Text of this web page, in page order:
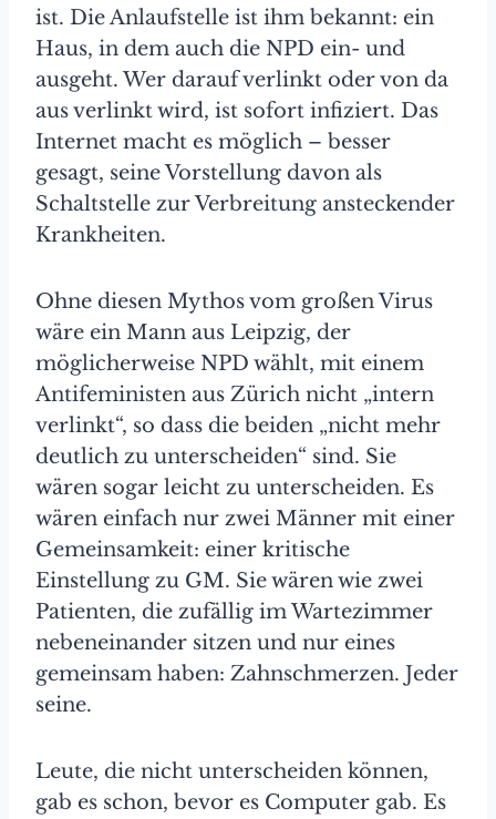
ist. Die Anlaufstelle ist ihm bekannt: ein
Haus, in dem auch die NPD ein- und
ausgeht. Wer darauf verlinkt oder von da
aus verlinkt wird, ist sofort infiziert. Das
Internet macht es möglich – besser
gesagt, seine Vorstellung davon als
Schaltstelle zur Verbreitung ansteckender
Krankheiten.
Ohne diesen Mythos vom großen Virus
wäre ein Mann aus Leipzig, der
möglicherweise NPD wählt, mit einem
Antifeministen aus Zürich nicht „intern
verlinkt“, so dass die beiden „nicht mehr
deutlich zu unterscheiden“ sind. Sie
wären sogar leicht zu unterscheiden. Es
wären einfach nur zwei Männer mit einer
Gemeinsamkeit: einer kritische
Einstellung zu GM. Sie wären wie zwei
Patienten, die zufällig im Wartezimmer
nebeneinander sitzen und nur eines
gemeinsam haben: Zahnschmerzen. Jeder
seine.
Leute, die nicht unterscheiden können,
gab es schon, bevor es Computer gab. Es